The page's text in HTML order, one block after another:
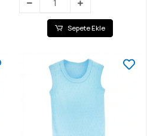
Sepete Ekle